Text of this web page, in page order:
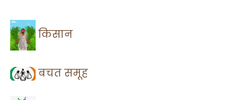
किसान
बचत समूह